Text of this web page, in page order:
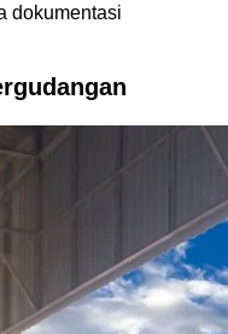
dokumentasi